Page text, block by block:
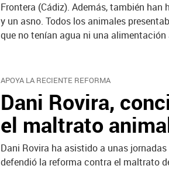
Frontera (Cádiz). Además, también
y un asno. Todos los animales
que no tenían agua ni una alimentación
APOYA LA RECIENTE REFORMA
Dani Rovira,
el maltrato
Dani Rovira ha asistido a unas
defendió la reforma contra el maltrato